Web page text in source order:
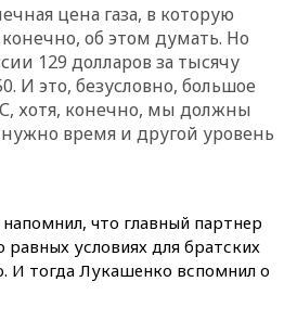
беспилотного поезда
«Ласточка»
вчера, 21:12«Зенит» проиграл
дебютанту РПЛ «Родине» со
счетом 1:2
вчера, 20:44WSJ: Трамп уже
намерена передавать Украине
ракеты для Patriot
вчера, 19:42
цена газа, в которую
об этом думать. Но
129 долларов за тысячу
И это, безусловно, большое
хотя, конечно, мы должны
время и другой уровень
что главный партнер
условиях для братских
И тогда Лукашенко вспомнил о